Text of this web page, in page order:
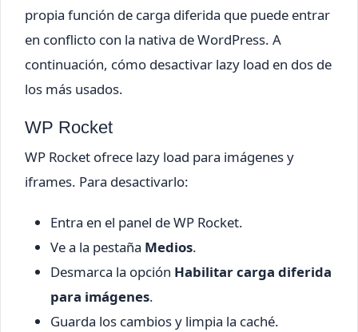
propia función de carga diferida que puede entrar
en conflicto con la nativa de WordPress. A
continuación, cómo desactivar lazy load en dos de
los más usados.
WP Rocket
WP Rocket ofrece lazy load para imágenes y
iframes. Para desactivarlo:
Entra en el panel de WP Rocket.
Ve a la pestaña Medios.
Desmarca la opción Habilitar carga diferida
para imágenes.
Guarda los cambios y limpia la caché.